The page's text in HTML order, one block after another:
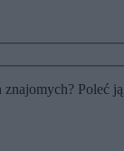
znajomych? Poleć